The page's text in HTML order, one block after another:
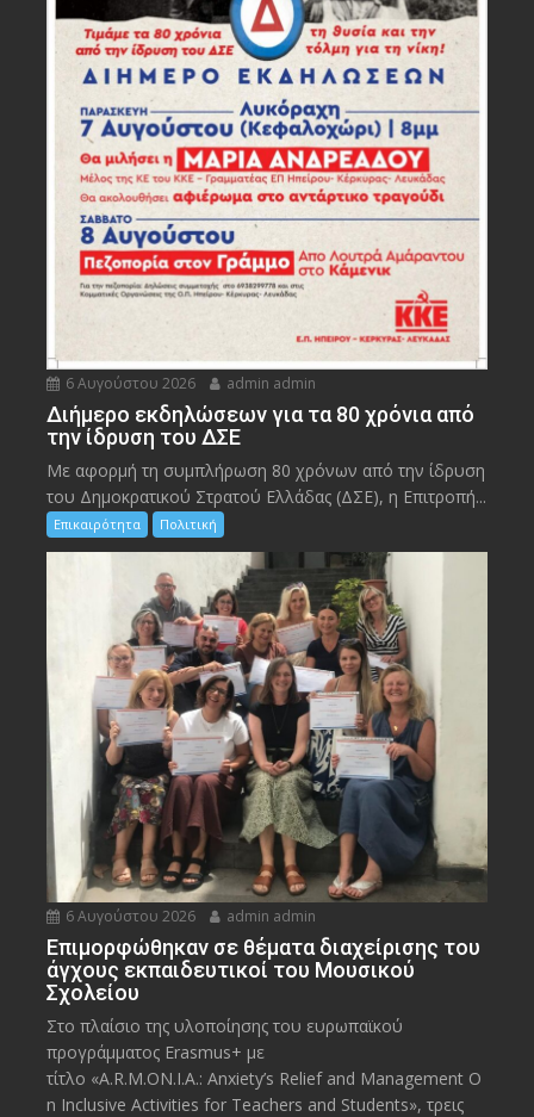
6 Αυγούστου 2026 admin admin
Διήμερο εκδηλώσεων για τα 80 χρόνια από
την ίδρυση του ΔΣΕ
Με αφορμή τη συμπλήρωση 80 χρόνων από την ίδρυση
του Δημοκρατικού Στρατού Ελλάδας (ΔΣΕ), η Επιτροπή...
Επικαιρότητα Πολιτική
6 Αυγούστου 2026 admin admin
Eπιμορφώθηκαν σε θέματα διαχείρισης του
άγχους εκπαιδευτικοί του Μουσικού
Σχολείου
Στο πλαίσιο της υλοποίησης του ευρωπαϊκού
προγράμματος Erasmus+ με
τίτλο «A.R.M.ON.I.A.: Anxiety’s Relief and Management O
n Inclusive Activities for Teachers and Students», τρεις